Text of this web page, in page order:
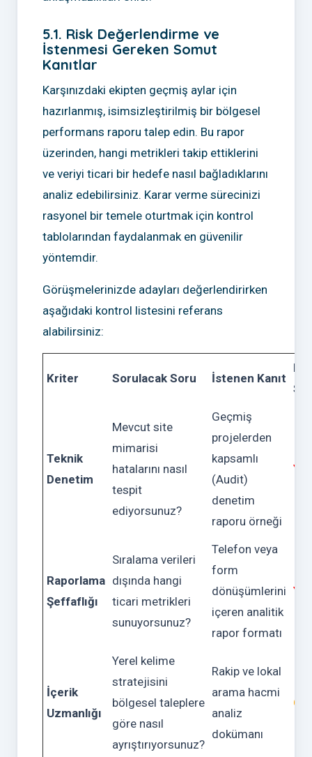
5.1. Risk Değerlendirme ve
İstenmesi Gereken Somut
Kanıtlar
Karşınızdaki ekipten geçmiş aylar için
hazırlanmış, isimsizleştirilmiş bir bölgesel
performans raporu talep edin. Bu rapor
üzerinden, hangi metrikleri takip ettiklerini
ve veriyi ticari bir hedefe nasıl bağladıklarını
analiz edebilirsiniz. Karar verme sürecinizi
rasyonel bir temele oturtmak için kontrol
tablolarından faydalanmak en güvenilir
yöntemdir.
Görüşmelerinizde adayları değerlendirirken
aşağıdaki kontrol listesini referans
alabilirsiniz:
Kriter Sorulacak Soru İstenen Kanıt
Teknik
Denetim
Mevcut site
mimarisi
hatalarını nasıl
tespit
ediyorsunuz?
Geçmiş
projelerden
kapsamlı
(Audit)
denetim
raporu örneği
Raporlama
Şeffaflığı
Sıralama verileri
dışında hangi
ticari metrikleri
sunuyorsunuz?
Telefon veya
form
dönüşümlerini
içeren analitik
rapor formatı
İçerik
Uzmanlığı
Yerel kelime
stratejisini
bölgesel taleplere
göre nasıl
ayrıştırıyorsunuz?
Rakip ve lokal
arama hacmi
analiz
dokümanı